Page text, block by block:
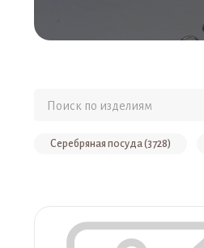
Серебряная посуда (3728)
Товары до 100000 рублей (173)